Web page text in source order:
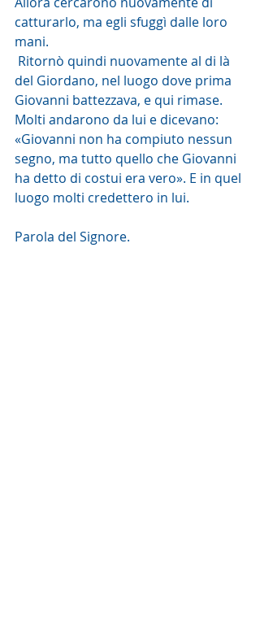
catturarlo, ma egli sfuggì dalle loro
mani.
Ritornò quindi nuovamente al di là
del Giordano, nel luogo dove prima
Giovanni battezzava, e qui rimase.
Molti andarono da lui e dicevano:
«Giovanni non ha compiuto nessun
segno, ma tutto quello che Giovanni
ha detto di costui era vero». E in quel
luogo molti credettero in lui.
Parola del Signore.